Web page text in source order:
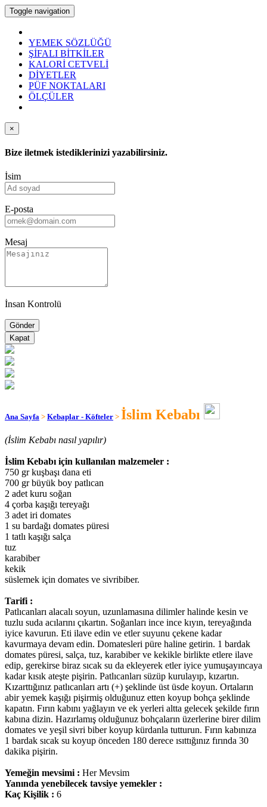
Toggle navigation
YEMEK SÖZLÜĞÜ
ŞİFALI BİTKİLER
KALORİ CETVELİ
DİYETLER
PÜF NOKTALARI
ÖLÇÜLER
×
Bize iletmek istediklerinizi yazabilirsiniz.
İsim
E-posta
Mesaj
İnsan Kontrolü
Kapat
Ana Sayfa > Kebaplar - Köfteler > İslim Kebabı
(İslim Kebabı nasıl yapılır)
İslim Kebabı için kullanılan malzemeler :
750 gr kuşbaşı dana eti
700 gr büyük boy patlıcan
2 adet kuru soğan
4 çorba kaşığı tereyağı
3 adet iri domates
1 su bardağı domates püresi
1 tatlı kaşığı salça
tuz
karabiber
kekik
süslemek için domates ve sivribiber.
Tarifi :
Patlıcanları alacalı soyun, uzunlamasına dilimler halinde kesin ve
tuzlu suda acılarını çıkartın. Soğanları ince ince kıyın, tereyağında
iyice kavurun. Eti ilave edin ve etler suyunu çekene kadar
kavurmaya devam edin. Domatesleri püre haline getirin. 1 bardak
domates püresi, salça, tuz, karabiber ve kekikle birlikte etlere ilave
edip, gerekirse biraz sıcak su da ekleyerek etler iyice yumuşayıncaya
kadar kısık ateşte pişirin. Patlıcanları süzüp kurulayıp, kızartın.
Kızarttığınız patlıcanları artı (+) şeklinde üst üsde koyun. Ortaların
abir yemek kaşığı pişirmiş olduğunuz etten koyup bohça şeklinde
kapatın. Fırın kabını yağlayın ve ek yerleri altta gelecek şekilde fırın
kabına dizin. Hazırlamış olduğunuz bohçaların üzerlerine birer dilim
domates ve yeşil sivri biber koyup kürdanla tutturun. Fırın kabınıza
1 bardak sıcak su koyup önceden 180 derece ısıttığınız fırında 30
dakika pişirin.
Yemeğin mevsimi : Her Mevsim
Yanında yenebilecek tavsiye yemekler :
Kaç Kişilik : 6